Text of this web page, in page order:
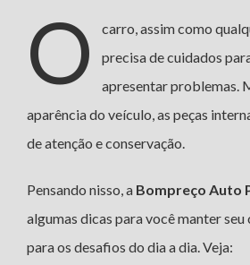
O
carro, assim como
precisa de cuidados
apresentar problemas.
aparência do veículo, as peças
de atenção e conservação.
Pensando nisso, a Bompreço Auto
algumas dicas para você manter
para os desafios do dia a dia. Veja: